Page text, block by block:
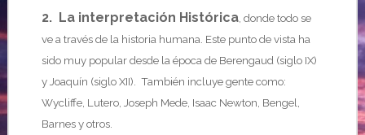
2. La interpretación Histórica, donde todo se
ve a través de la historia humana. Este punto de vista ha
sido muy popular desde la época de Berengaud (siglo IX)
y Joaquín (siglo XII). También incluye gente como:
Wycliffe, Lutero, Joseph Mede, Isaac Newton, Bengel,
Barnes y otros.